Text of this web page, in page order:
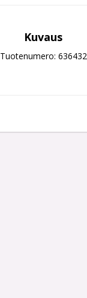
Kuvaus
Tuotenumero: 636432